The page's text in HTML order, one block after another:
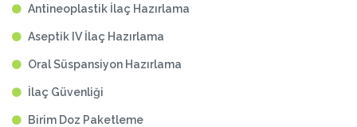
Antineoplastik İlaç Hazırlama
Aseptik IV İlaç Hazırlama
Oral Süspansiyon Hazırlama
İlaç Güvenliği
Birim Doz Paketleme